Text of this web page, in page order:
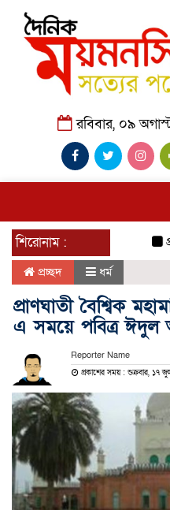
রবিবার, ০৯
শিরোনাম :
প্রচ্ছদ ধর্ম
প্রাণঘাতী বৈশ্বিক
এ সময়ে পবিত্র ঈদুল
Reporter Name
প্রকাশের সময় : শুক্রবার, ১৭